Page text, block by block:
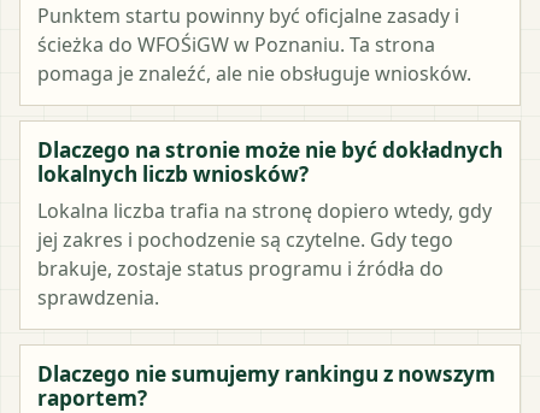
Punktem startu powinny być oficjalne zasady i
ścieżka do WFOŚiGW w Poznaniu. Ta strona
pomaga je znaleźć, ale nie obsługuje wniosków.
Dlaczego na stronie może nie być dokładnych
lokalnych liczb wniosków?
Lokalna liczba trafia na stronę dopiero wtedy, gdy
jej zakres i pochodzenie są czytelne. Gdy tego
brakuje, zostaje status programu i źródła do
sprawdzenia.
Dlaczego nie sumujemy rankingu z nowszym
raportem?